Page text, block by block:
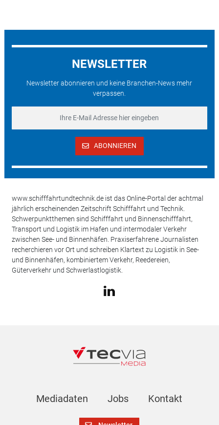
NEWSLETTER
Newsletter abonnieren und keine Branchen-News mehr
verpassen.
ABONNIEREN
www.schifffahrtundtechnik.de ist das Online-Portal der achtmal
jährlich erscheinenden Zeitschrift Schifffahrt und Technik.
Schwerpunktthemen sind Schifffahrt und Binnenschifffahrt,
Transport und Logistik im Hafen und intermodaler Verkehr
zwischen See- und Binnenhäfen. Praxiserfahrene Journalisten
recherchieren vor Ort und schreiben Klartext zu Logistik in See-
und Binnenhäfen, kombiniertem Verkehr, Reedereien,
Güterverkehr und Schwerlastlogistik.
Mediadaten Jobs Kontakt